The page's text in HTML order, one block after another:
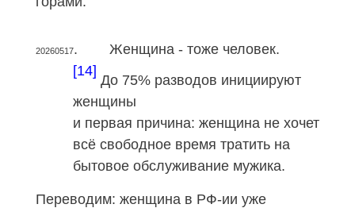
20260517. Женщина - тоже человек.
[14]
До 75% разводов инициируют
женщины
и первая причина: женщина не хочет
всё свободное время тратить на
бытовое обслуживание мужика.
Переводим: женщина в РФ-ии уже